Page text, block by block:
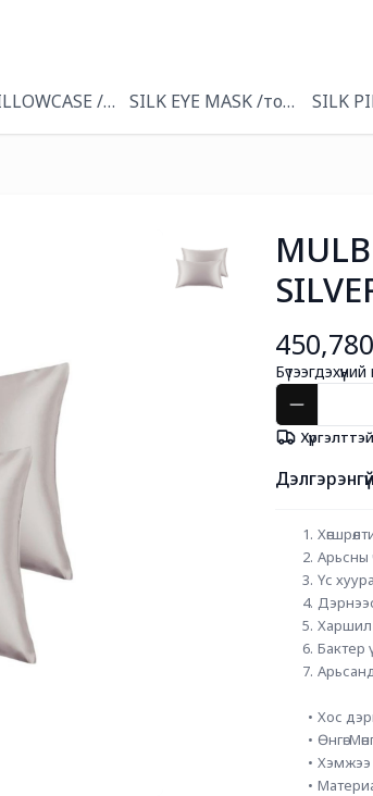
даавуу/ торгон дэрний уут
SILK EYE MASK /торгонSILK
Хүргэлттэй
Арьсны
Үс
Харшил
Бактер
Арьсанд
Хос
Өнгө:
Хэмжээ